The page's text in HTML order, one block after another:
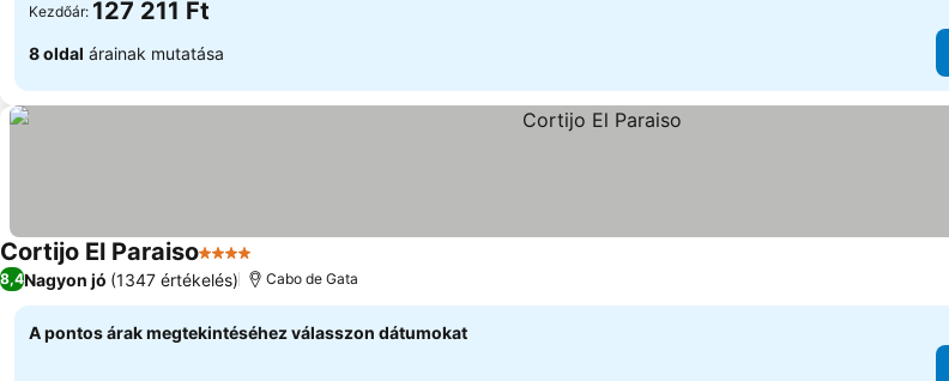
Kezdőár: 127 211 Ft
8 oldal árainak mutatása
Cortijo El Paraiso4 Kategória
8,4Nagyon jó (1347 értékelés) Cabo de Gata
A pontos árak megtekintéséhez válasszon dátumokat